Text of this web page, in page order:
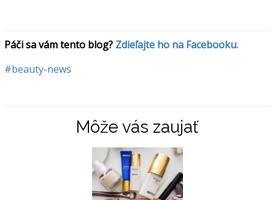
Páči sa vám tento blog? Zdieľajte ho na Facebooku.
#beauty-news
Môže vás zaujať